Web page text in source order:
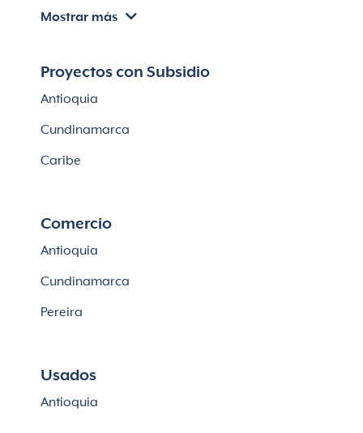
Apartamentos en venta en Chía
Casas en Cajicá
Mostrar más
Proyectos con Subsidio
Antioquia
Cundinamarca
Caribe
Comercio
Antioquia
Cundinamarca
Pereira
Usados
Antioquia